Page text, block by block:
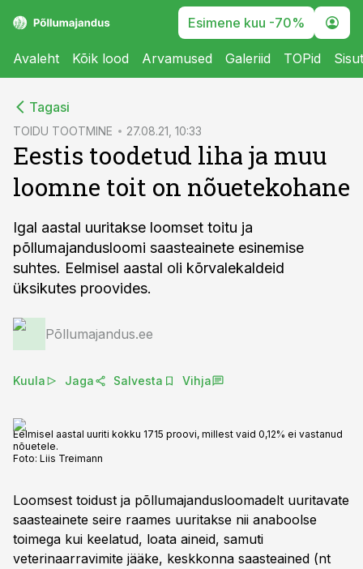
Esimene kuu -70%
Avaleht Kõik lood Arvamused Galeriid TOPid
Tagasi
TOIDU TOOTMINE 27.08.21, 10:33
Eestis toodetud liha ja muu
loomne toit on nõuetekohane
Igal aastal uuritakse loomset toitu ja
põllumajandusloomi saasteainete esinemise
suhtes. Eelmisel aastal oli kõrvalekaldeid
üksikutes proovides.
Põllumajandus.ee
Kuula Jaga Salvesta Vihja
Eelmisel aastal uuriti kokku 1715 proovi, millest vaid 0,12% ei vastanud
nõuetele.
Foto: Liis Treimann
Loomsest toidust ja põllumajandusloomadelt uuritavate
saasteainete seire raames uuritakse nii anaboolse
toimega kui keelatud, loata aineid, samuti
veterinaarravimite jääke, keskkonna saasteained (nt